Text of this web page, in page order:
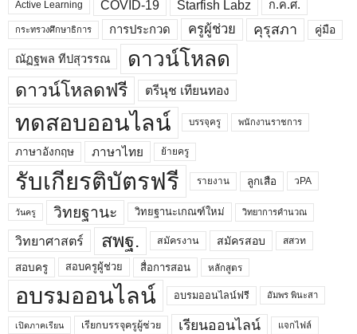
Active Learning COVID-19 Starfish Labz ก.ค.ศ.
กระทรวงศึกษาธิการ การประกวด ครูผู้ช่วย คุรุสภา คู่มือ
ณัฏฐพล ทีปสุวรรณ ดาวน์โหลด
ดาวน์โหลดฟรี ตรีนุช เทียนทอง
ทดสอบออนไลน์ บรรจุครู พนักงานราชการ
ภาษาอังกฤษ ภาษาไทย ย้ายครู
รับเกียรติบัตรฟรี รายงาน ลูกเสือ วPA
วันครู วิทยฐานะ วิทยฐานะเกณฑ์ใหม่ วิทยาการคำนวณ
วิทยาศาสตร์ สพฐ. สมัครงาน สมัครสอบ สสวท
สอบครู สอบครูผู้ช่วย สื่อการสอน หลักสูตร
อบรมออนไลน์ อบรมออนไลน์ฟรี อัมพร พินะสา
เปิดภาคเรียน เรียกบรรจุครูผู้ช่วย เรียนออนไลน์ แจกไฟล์